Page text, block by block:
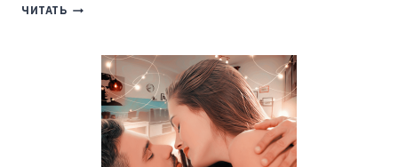
ЧИТАТЬ СКАНДАЛЬНЫЙ
ПОСТУПОК
(ЕЛЕНА
АСЛАНОВА)